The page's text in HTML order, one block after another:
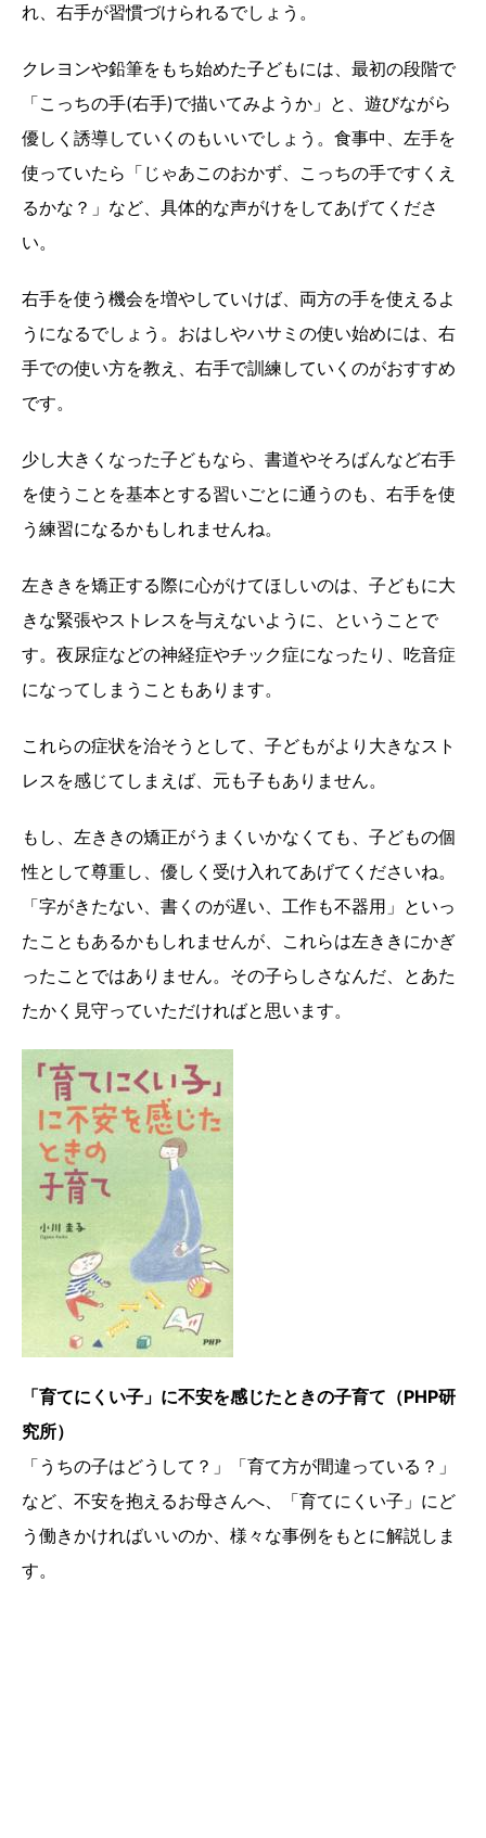
れ、右手が習慣づけられるでしょう。
クレヨンや鉛筆をもち始めた子どもには、最初の段階で
「こっちの手(右手)で描いてみようか」と、遊びながら
優しく誘導していくのもいいでしょう。食事中、左手を
使っていたら「じゃあこのおかず、こっちの手ですくえ
るかな？」など、具体的な声がけをしてあげてくださ
い。
右手を使う機会を増やしていけば、両方の手を使えるよ
うになるでしょう。おはしやハサミの使い始めには、右
手での使い方を教え、右手で訓練していくのがおすすめ
です。
少し大きくなった子どもなら、書道やそろばんなど右手
を使うことを基本とする習いごとに通うのも、右手を使
う練習になるかもしれませんね。
左ききを矯正する際に心がけてほしいのは、子どもに大
きな緊張やストレスを与えないように、ということで
す。夜尿症などの神経症やチック症になったり、吃音症
になってしまうこともあります。
これらの症状を治そうとして、子どもがより大きなスト
レスを感じてしまえば、元も子もありません。
もし、左ききの矯正がうまくいかなくても、子どもの個
性として尊重し、優しく受け入れてあげてくださいね。
「字がきたない、書くのが遅い、工作も不器用」といっ
たこともあるかもしれませんが、これらは左ききにかぎ
ったことではありません。その子らしさなんだ、とあた
たかく見守っていただければと思います。
「育てにくい子」に不安を感じたときの子育て（PHP研
究所）
「うちの子はどうして？」「育て方が間違っている？」
など、不安を抱えるお母さんへ、「育てにくい子」にど
う働きかければいいのか、様々な事例をもとに解説しま
す。